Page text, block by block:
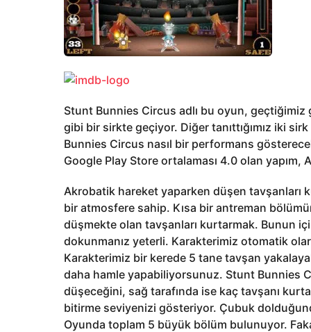
Stunt Bunnies Circus adlı bu oyun, geçtiğimiz
gibi bir sirkte geçiyor. Diğer tanıttığımız iki
Bunnies Circus nasıl bir performans
Google Play Store ortalaması 4.0 olan yapım,
Akrobatik hareket yaparken düşen tavşanları
bir atmosfere sahip. Kısa bir antreman
düşmekte olan tavşanları kurtarmak. Bunun
dokunmanız yeterli. Karakterimiz otomatik
Karakterimiz bir kerede 5 tane tavşan
daha hamle yapabiliyorsunuz. Stunt Bunnies
düşeceğini, sağ tarafında ise kaç tavşanı
bitirme seviyenizi gösteriyor. Çubuk
Oyunda toplam 5 büyük bölüm bulunuyor.